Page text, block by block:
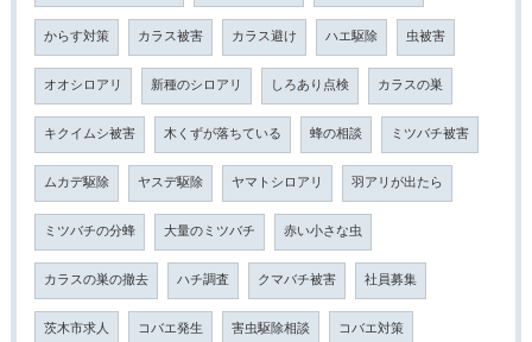
からす対策 カラス被害 カラス避け ハエ駆除 虫被害
オオシロアリ 新種のシロアリ しろあり点検 カラスの巣
キクイムシ被害 木くずが落ちている 蜂の相談 ミツバチ被害
ムカデ駆除 ヤスデ駆除 ヤマトシロアリ 羽アリが出たら
ミツバチの分蜂 大量のミツバチ 赤い小さな虫
カラスの巣の撤去 ハチ調査 クマバチ被害 社員募集
茨木市求人 コバエ発生 害虫駆除相談 コバエ対策